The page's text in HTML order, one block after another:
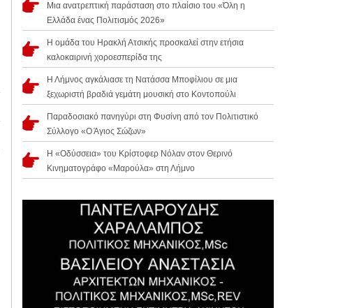
Μια ανατρεπτική παράσταση στο πλαίσιο του «Όλη η
Ελλάδα ένας Πολιτισμός 2026»
Η ομάδα του Ηρακλή Ατσικής προσκαλεί στην ετήσια
καλοκαιρινή χοροεσπερίδα της
Η Λήμνος αγκάλιασε τη Νατάσσα Μποφίλιου σε μια
ξεχωριστή βραδιά γεμάτη μουσική στο Κοντοπούλι
Παραδοσιακό πανηγύρι στη Φυσίνη από τον Πολιτιστικό
Σύλλογο «Ο Άγιος Σώζων»
Η «Οδύσσεια» του Κρίστοφερ Νόλαν στον Θερινό
Κινηματογράφο «Μαρούλα» στη Λήμνο